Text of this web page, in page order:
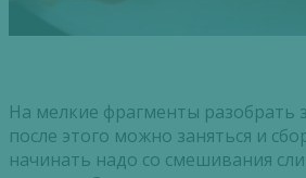
На мелкие фрагменты разобрать
после этого можно заняться и
начинать надо со смешивания